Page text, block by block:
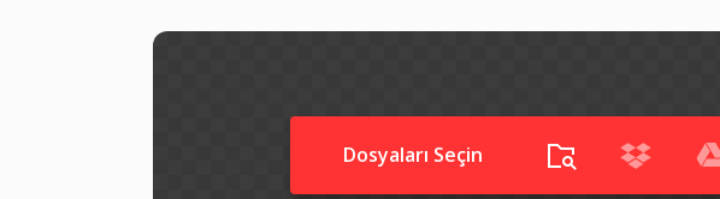
Dosyaları Seçin